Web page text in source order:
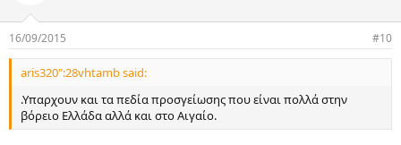
16/09/2015 #10
aris320":28vhtamb said:
.Υπαρχουν και τα πεδία προσγείωσης που είναι πολλά στην
βόρειο Ελλάδα αλλά και στο Αιγαίο.